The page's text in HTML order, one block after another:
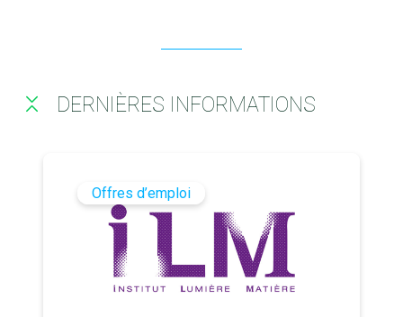
DERNIÈRES INFORMATIONS
Offres d’emploi